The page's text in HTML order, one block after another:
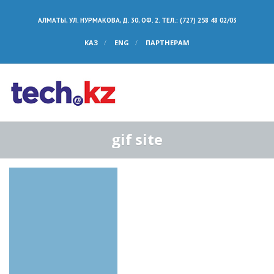
АЛМАТЫ, УЛ. НУРМАКОВА, Д. 30, ОФ. 2. ТЕЛ.: (727) 258 48 02/03
КАЗ ENG ПАРТНЕРАМ
gif site